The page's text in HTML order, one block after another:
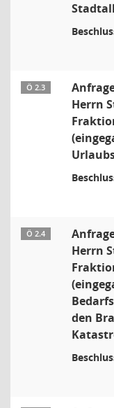
Ö 2.3
Herrn
Ö 2.4
Herrn
den